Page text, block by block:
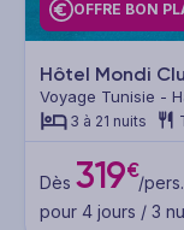
OFFRE BON
Hôtel Mondi
Voyage Tunisie -
3 à 21 nuits
Dès 319€/pers.
pour 4 jours / 3